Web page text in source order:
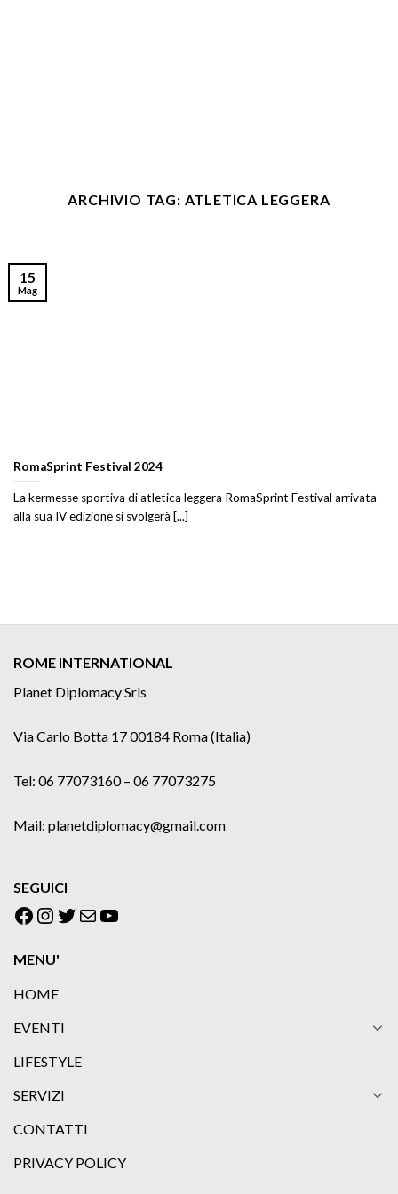
ARCHIVIO TAG: ATLETICA LEGGERA
RomaSprint Festival 2024
La kermesse sportiva di atletica leggera RomaSprint Festival arrivata
alla sua IV edizione si svolgerà [...]
15
Mag
ROME INTERNATIONAL
Planet Diplomacy Srls
Via Carlo Botta 17 00184 Roma (Italia)
Tel: 06 77073160 – 06 77073275
Mail: planetdiplomacy@gmail.com
SEGUICI
Facebook
Instagram
Twitter
EmailYouTube
MENU'
HOME
EVENTI
LIFESTYLE
SERVIZI
CONTATTI
PRIVACY POLICY